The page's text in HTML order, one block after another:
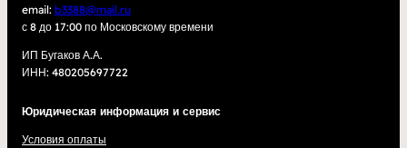
email: b3388@mail.ru
с 8 до 17:00 по Московскому времени
ИП Бугаков А.А.
ИНН: 480205697722
Юридическая информация и сервис
Условия оплаты